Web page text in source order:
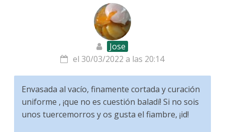
Jose
el 30/03/2022 a las 20:14
Envasada al vacío, finamente cortada y curación
uniforme , ¡que no es cuestión baladí! Si no sois
unos tuercemorros y os gusta el fiambre, ¡id!